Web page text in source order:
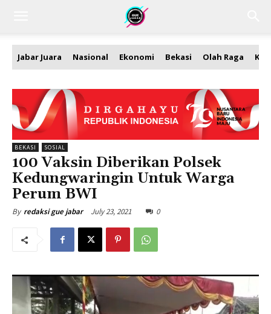
Jabar Juara Nasional Ekonomi Bekasi Olah Raga
BEKASI SOSIAL
100 Vaksin Diberikan Polsek
Kedungwaringin Untuk Warga
Perum BWI
By redaksi gue jabar July 23, 2021 0